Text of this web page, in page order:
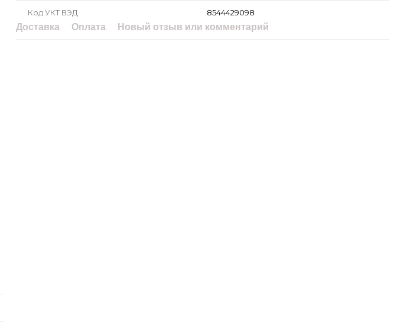
Код УКТ ВЭД 8544429098
Доставка Оплата Новый отзыв или комментарий